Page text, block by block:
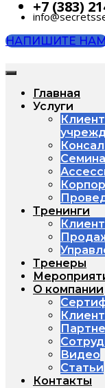
+7 (383)
НАПИШИТЕ
Главная
Услуги
Тренинги
Тренеры
О компании
Видео
Статьи
Контакты